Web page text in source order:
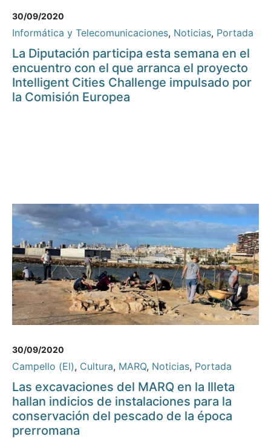
30/09/2020
Informática y Telecomunicaciones, Noticias, Portada
La Diputación participa esta semana en el
encuentro con el que arranca el proyecto
Intelligent Cities Challenge impulsado por
la Comisión Europea
30/09/2020
Campello (El), Cultura, MARQ, Noticias, Portada
Las excavaciones del MARQ en la Illeta
hallan indicios de instalaciones para la
conservación del pescado de la época
prerromana